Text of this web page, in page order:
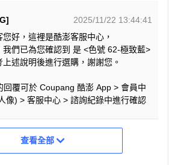
2025/11/22 13:44:41
好，這裡是酷澎客服中心，
我們已為您確認到 是 <色號 62-極致藍>
述說明後進行選購，謝謝您。
回覆可於 Coupang 酷澎 App > 會員中
像) > 客服中心 > 諮詢紀錄中進行確認
查看全部